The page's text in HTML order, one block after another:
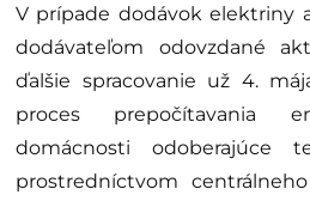
V prípade dodávok elektriny
dodávateľom odovzdané
ďalšie spracovanie už 4.
proces prepočítavania
domácnosti
prostredníctvom